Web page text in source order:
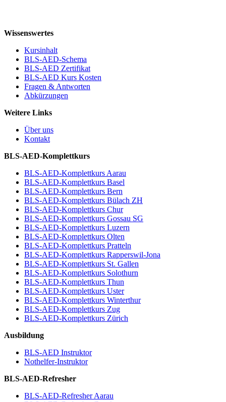
Wissenswertes
Kursinhalt
BLS-AED-Schema
BLS-AED Zertifikat
BLS-AED Kurs Kosten
Fragen & Antworten
Abkürzungen
Weitere Links
Über uns
Kontakt
BLS-AED-Komplettkurs
BLS-AED-Komplettkurs Aarau
BLS-AED-Komplettkurs Basel
BLS-AED-Komplettkurs Bern
BLS-AED-Komplettkurs Bülach ZH
BLS-AED-Komplettkurs Chur
BLS-AED-Komplettkurs Gossau SG
BLS-AED-Komplettkurs Luzern
BLS-AED-Komplettkurs Olten
BLS-AED-Komplettkurs Pratteln
BLS-AED-Komplettkurs Rapperswil-Jona
BLS-AED-Komplettkurs St. Gallen
BLS-AED-Komplettkurs Solothurn
BLS-AED-Komplettkurs Thun
BLS-AED-Komplettkurs Uster
BLS-AED-Komplettkurs Winterthur
BLS-AED-Komplettkurs Zug
BLS-AED-Komplettkurs Zürich
Ausbildung
BLS-AED Instruktor
Nothelfer-Instruktor
BLS-AED-Refresher
BLS-AED-Refresher Aarau